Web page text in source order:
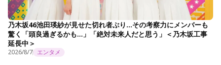
乃木坂46池田瑛紗が見せた切れ者ぶり…その考察力にメンバーも
驚く「頭良過ぎるかも…」「絶対未来人だと思う」＜乃木坂工事
延長中＞
2026/8/7 エンタメ